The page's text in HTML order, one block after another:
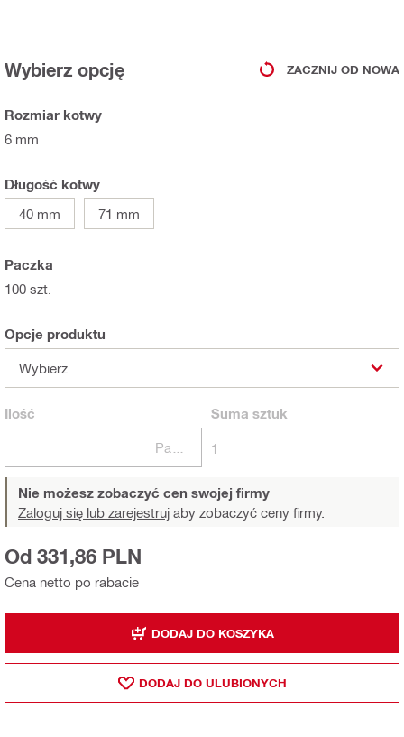
Wybierz opcję ZACZNIJ OD NOWA
Rozmiar kotwy
6 mm
Długość kotwy
40 mm
71 mm
Paczka
100 szt.
Opcje produktu
Wybierz
Ilość Suma sztuk
1
Nie możesz zobaczyć cen swojej firmy
Zaloguj się lub zarejestruj aby zobaczyć ceny firmy.
Cena netto po rabacie
Od 331,86 PLN
DODAJ DO KOSZYKA
DODAJ DO ULUBIONYCH